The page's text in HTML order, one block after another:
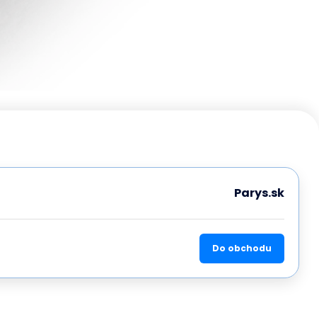
Parys.sk
Do obchodu